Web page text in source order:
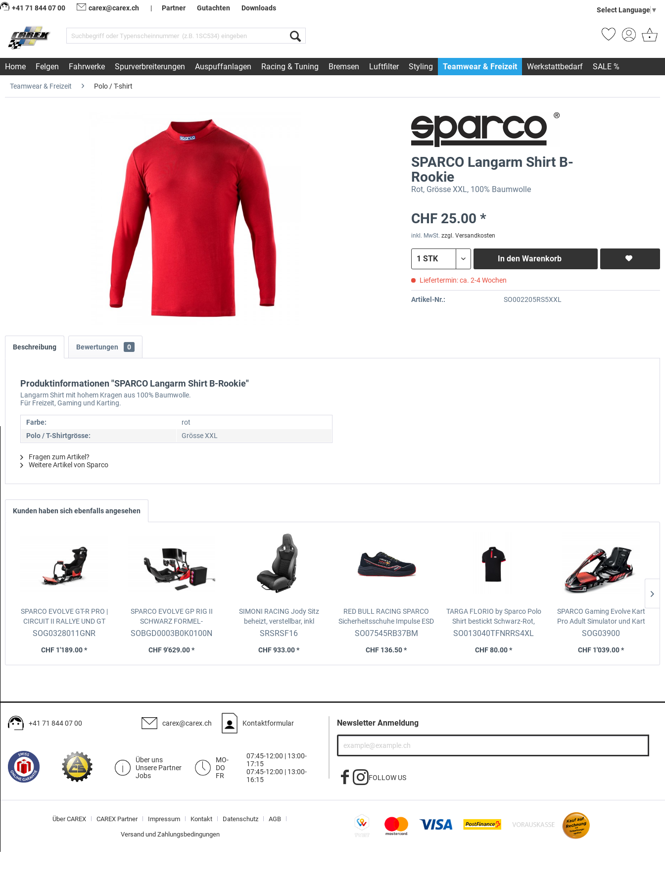
+41 71 844 07 00 carex@carex.ch | Partner Gutachten Downloads Select Language ▼
Home Felgen Fahrwerke Spurverbreiterungen Auspuffanlagen Racing & Tuning Bremsen Luftfilter Styling Teamwear & Freizeit Werkstattbedarf SALE %
Teamwear & Freizeit Polo / T-shirt
SPARCO Langarm Shirt B-
Rookie
Rot, Grösse XXL, 100% Baumwolle
CHF 25.00 *
inkl. MwSt. zzgl. Versandkosten
In den Warenkorb
Liefertermin: ca. 2-4 Wochen
Artikel-Nr.: SO002205RS5XXL
Beschreibung Bewertungen 0
Produktinformationen "SPARCO Langarm Shirt B-Rookie"
Langarm Shirt mit hohem Kragen aus 100% Baumwolle.
Für Freizeit, Gaming und Karting.
Farbe:
rot
Polo / T-Shirtgrösse:
Grösse XXL
Fragen zum Artikel?
Weitere Artikel von Sparco
Kunden haben sich ebenfalls angesehen
SPARCO EVOLVE GT-R PRO |
CIRCUIT II RALLYE UND GT
FAHRSIMULATOR
SOG0328011GNR
CHF 1'189.00 *
SPARCO EVOLVE GP RIG II
SCHWARZ FORMEL-
FAHRSIMULATOR
SOBGD0003B0K0100N
CHF 9'629.00 *
SIMONI RACING Jody Sitz
beheizt, verstellbar, inkl
Laufschiene
SRSRSF16
CHF 933.00 *
RED BULL RACING SPARCO
Sicherheitsschuhe Impulse ESD
S1PS SR FO HRO, Marine Blau,
SO07545RB37BM
CHF 136.50 *
TARGA FLORIO by Sparco Polo
Shirt bestickt Schwarz-Rot,
Grösse XL (100% Baumwolle,
SO013040TFNRRS4XL
CHF 80.00 *
SPARCO Gaming Evolve Kart
Pro Adult Simulator und Kart
Sitz für Erwachsene
SOG03900
CHF 1'039.00 *
+41 71 844 07 00 carex@carex.ch Kontaktformular
Über uns
Unsere Partner
Jobs
MO-
DO
FR
07:45-12:00 | 13:00-
17:15
07:45-12:00 | 13:00-
16:15
Newsletter Anmeldung
FOLLOW US
Über CAREX CAREX Partner Impressum Kontakt Datenschutz AGB
Versand und Zahlungsbedingungen